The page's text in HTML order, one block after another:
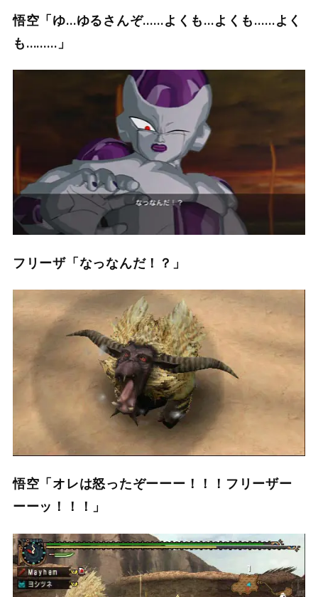
悟空「ゆ…ゆるさんぞ……よくも…よくも……よく
も………」
フリーザ「なっなんだ！？」
悟空「オレは怒ったぞーーー！！！フリーザー
ーーッ！！！」